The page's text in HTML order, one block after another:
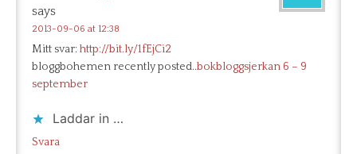
says
2013-09-06 at 12:38
Mitt svar:http://bit.ly/1fEjCi2
bloggbohemen recently posted..bokbloggsjerkan 6 – 9
september
Laddar in …
Svara